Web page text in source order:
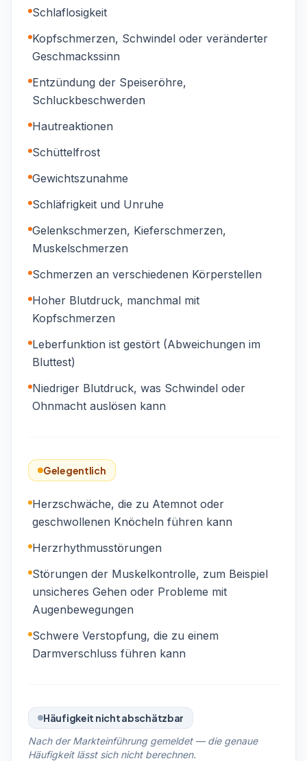
Schlaflosigkeit
Kopfschmerzen, Schwindel oder veränderter
Geschmackssinn
Entzündung der Speiseröhre,
Schluckbeschwerden
Hautreaktionen
Schüttelfrost
Gewichtszunahme
Schläfrigkeit und Unruhe
Gelenkschmerzen, Kieferschmerzen,
Muskelschmerzen
Schmerzen an verschiedenen Körperstellen
Hoher Blutdruck, manchmal mit
Kopfschmerzen
Leberfunktion ist gestört (Abweichungen im
Bluttest)
Niedriger Blutdruck, was Schwindel oder
Ohnmacht auslösen kann
Gelegentlich
Herzschwäche, die zu Atemnot oder
geschwollenen Knöcheln führen kann
Herzrhythmusstörungen
Störungen der Muskelkontrolle, zum Beispiel
unsicheres Gehen oder Probleme mit
Augenbewegungen
Schwere Verstopfung, die zu einem
Darmverschluss führen kann
Häufigkeit nicht abschätzbar
Nach der Markteinführung gemeldet — die genaue
Häufigkeit lässt sich nicht berechnen.